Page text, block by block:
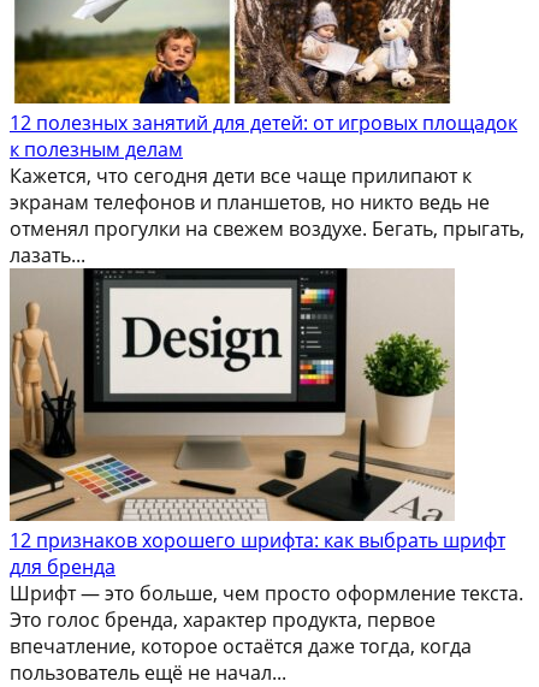
12 полезных занятий для детей: от игровых площадок
к полезным делам
Кажется, что сегодня дети все чаще прилипают к
экранам телефонов и планшетов, но никто ведь не
отменял прогулки на свежем воздухе. Бегать, прыгать,
лазать...
12 признаков хорошего шрифта: как выбрать шрифт
для бренда
Шрифт — это больше, чем просто оформление текста.
Это голос бренда, характер продукта, первое
впечатление, которое остаётся даже тогда, когда
пользователь ещё не начал...